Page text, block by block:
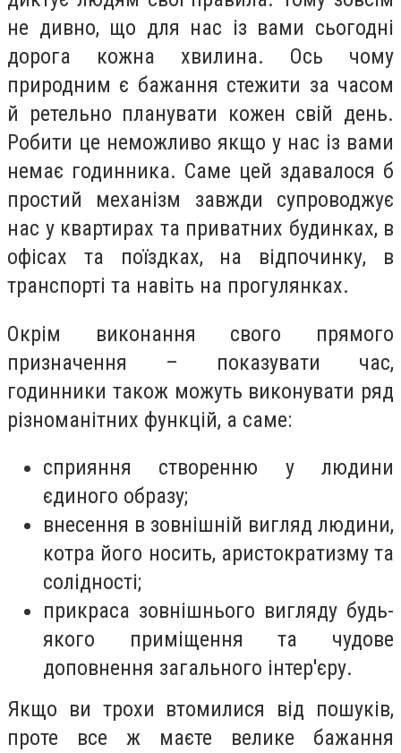
не дивно, що для нас із вами сьогодні
дорога кожна хвилина. Ось чому
природним є бажання стежити за часом
й ретельно планувати кожен свій день.
Робити це неможливо якщо у нас із вами
немає годинника. Саме цей здавалося б
простий механізм завжди супроводжує
нас у квартирах та приватних будинках, в
офісах та поїздках, на відпочинку, в
транспорті та навіть на прогулянках.
Окрім виконання свого прямого
призначення – показувати час,
годинники також можуть виконувати ряд
різноманітних функцій, а саме:
сприяння створенню у людини
єдиного образу;
внесення в зовнішній вигляд людини,
котра його носить, аристократизму та
солідності;
прикраса зовнішнього вигляду будь-
якого приміщення та чудове
доповнення загального інтер'єру.
Якщо ви трохи втомилися від пошуків,
проте все ж маєте велике бажання